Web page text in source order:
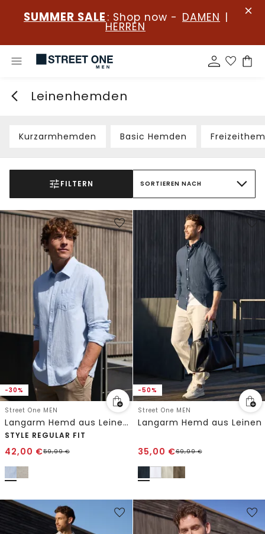
SUMMER SALE : Shop now - DAMEN |
HERREN
Leinenhemden
Kurzarmhemden Basic Hemden
FILTERN SORTIEREN NACH
-30%
Street One MEN
Langarm Hemd aus Leinenmix
STYLE REGULAR FIT
42,00 €59,99€
-50%
Street One MEN
Langarm Hemd aus Leinen
35,00 €69,99€